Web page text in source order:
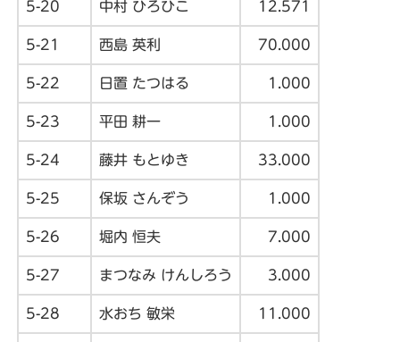
5-20 中村 ひろひこ 12.571
5-21 西島 英利 70.000
5-22 日置 たつはる 1.000
5-23 平田 耕一 1.000
5-24 藤井 もとゆき 33.000
5-25 保坂 さんぞう 1.000
5-26 堀内 恒夫 7.000
5-27 まつなみ けんしろう 3.000
5-28 水おち 敏栄 11.000